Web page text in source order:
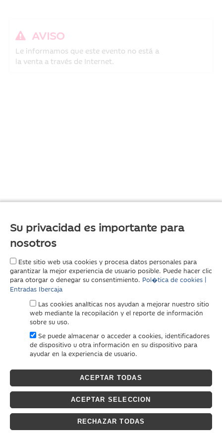
AVISO
Le informamos que este evento no está a
la venta a través de Internet.
Su privacidad es importante para
nosotros
Este sitio web usa cookies y procesa datos personales para
garantizar la mejor experiencia de usuario posible. Puede hacer clic
para otorgar o denegar su consentimiento. Pol�tica de cookies |
Entradas Ibercaja
Las cookies analíticas nos ayudan a mejorar nuestro sitio
web mediante la recopilación y el reporte de información
sobre su uso.
Se puede almacenar o acceder a cookies, identificadores
de dispositivo u otra información en su dispositivo para
ayudar en la experiencia de usuario.
ACEPTAR TODAS
ACEPTAR SELECCION
RECHAZAR TODAS